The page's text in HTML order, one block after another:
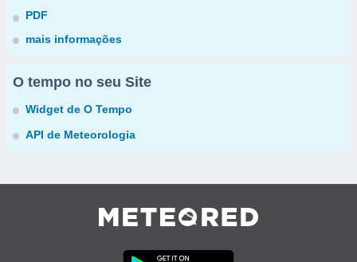
PDF
mais informações
O tempo no seu Site
Widget de O Tempo
API de Meteorologia